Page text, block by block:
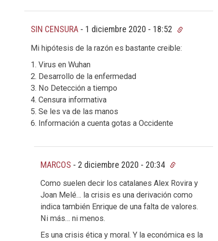
SIN CENSURA - 1 diciembre 2020 - 18:52
Mi hipótesis de la razón es bastante creible:
1. Virus en Wuhan
2. Desarrollo de la enfermedad
3. No Detección a tiempo
4. Censura informativa
5. Se les va de las manos
6. Información a cuenta gotas a Occidente
MARCOS - 2 diciembre 2020 - 20:34
Como suelen decir los catalanes Alex Rovira y
Joan Melé… la crisis es una derivación como
indica también Enrique de una falta de valores.
Ni más… ni menos.
Es una crisis ética y moral. Y la económica es la